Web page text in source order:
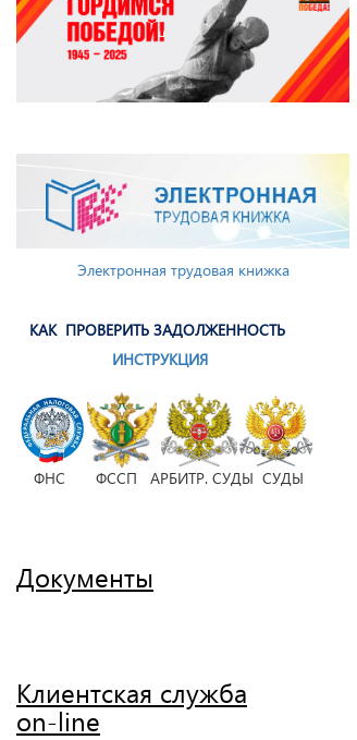
Электронная трудовая книжка
КАК ПРОВЕРИТЬ ЗАДОЛЖЕННОСТЬ
ИНСТРУКЦИЯ
ФНС ФССП АРБИТР. СУДЫ СУДЫ
Документы
Клиентская служба
on-line